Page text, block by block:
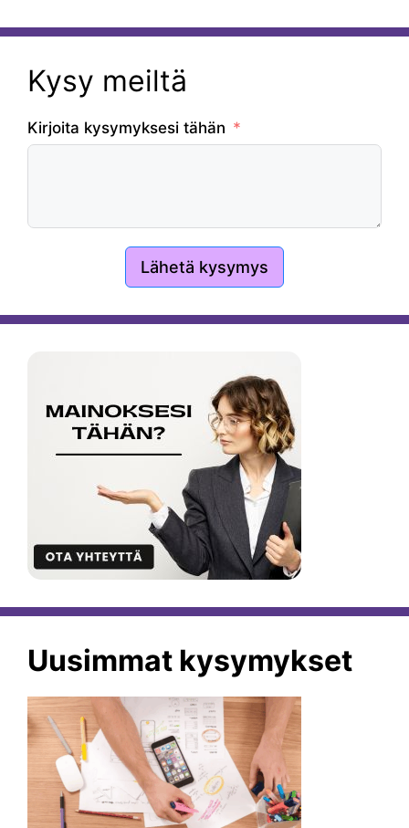
Kysy meiltä
Kirjoita kysymyksesi tähän
Lähetä kysymys
Uusimmat kysymykset